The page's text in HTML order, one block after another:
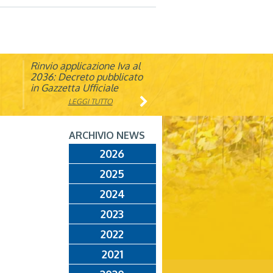
Rinvio applicazione Iva al
2036: Decreto pubblicato
in Gazzetta Ufficiale
LEGGI TUTTO
Visita veterinaria annuale
LEGGI TUTTO
ARCHIVIO NEWS
2026
2025
2024
2023
2022
2021